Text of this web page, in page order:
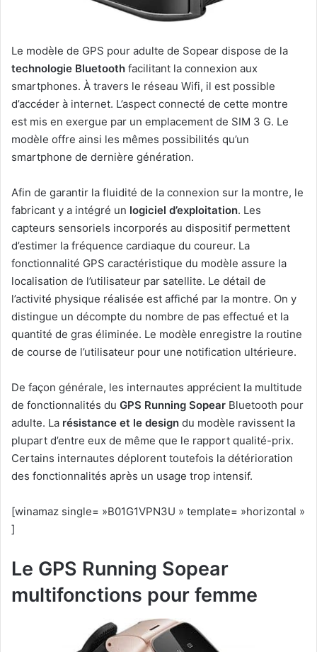
Le modèle de GPS pour adulte de Sopear dispose de la
technologie Bluetooth facilitant la connexion aux
smartphones. À travers le réseau Wifi, il est possible
d’accéder à internet. L’aspect connecté de cette montre
est mis en exergue par un emplacement de SIM 3 G. Le
modèle offre ainsi les mêmes possibilités qu’un
smartphone de dernière génération.
Afin de garantir la fluidité de la connexion sur la montre, le
fabricant y a intégré un logiciel d’exploitation. Les
capteurs sensoriels incorporés au dispositif permettent
d’estimer la fréquence cardiaque du coureur. La
fonctionnalité GPS caractéristique du modèle assure la
localisation de l’utilisateur par satellite. Le détail de
l’activité physique réalisée est affiché par la montre. On y
distingue un décompte du nombre de pas effectué et la
quantité de gras éliminée. Le modèle enregistre la routine
de course de l’utilisateur pour une notification ultérieure.
De façon générale, les internautes apprécient la multitude
de fonctionnalités du GPS Running Sopear Bluetooth pour
adulte. La résistance et le design du modèle ravissent la
plupart d’entre eux de même que le rapport qualité-prix.
Certains internautes déplorent toutefois la détérioration
des fonctionnalités après un usage trop intensif.
[winamaz single= »B01G1VPN3U » template= »horizontal »
]
Le GPS Running Sopear
multifonctions pour femme